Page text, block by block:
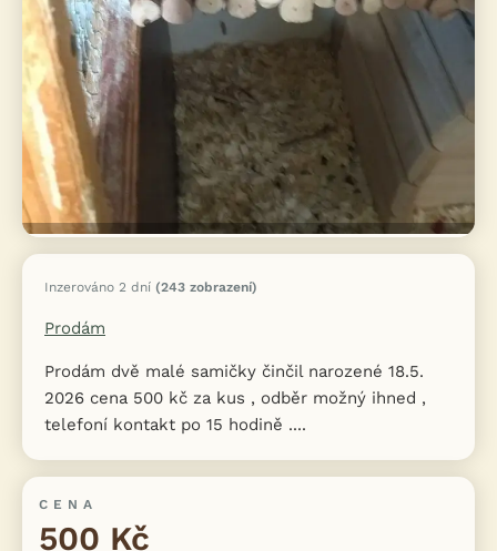
Inzerováno 2 dní (243 zobrazení)
Prodám
Prodám dvě malé samičky činčil narozené 18.5.
2026 cena 500 kč za kus , odběr možný ihned ,
telefoní kontakt po 15 hodině ....
CENA
500 Kč